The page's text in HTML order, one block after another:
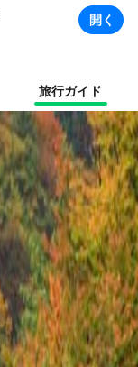
開く
旅行ガイド